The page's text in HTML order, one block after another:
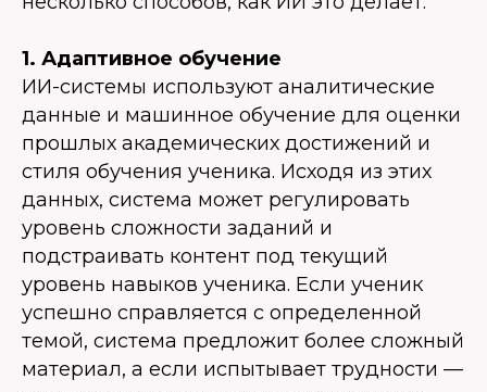
1. Адаптивное обучение
ИИ-системы используют аналитические
данные и машинное обучение для оценки
прошлых академических достижений и
стиля обучения ученика. Исходя из этих
данных, система может регулировать
уровень сложности заданий и
подстраивать контент под текущий
уровень навыков ученика. Если ученик
успешно справляется с определенной
темой, система предложит более сложный
материал, а если испытывает трудности —